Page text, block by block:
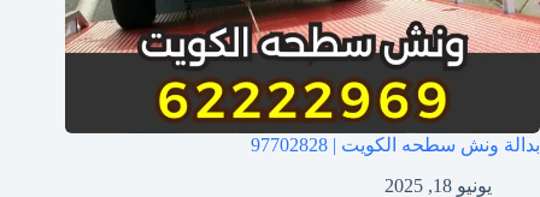
بدالة ونش سطحه الكويت | 97702828
يونيو 18, 2025